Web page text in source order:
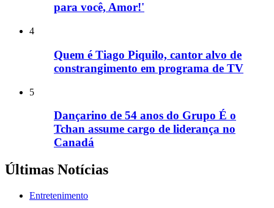
para você, Amor!'
4
Quem é Tiago Piquilo, cantor alvo de
constrangimento em programa de TV
5
Dançarino de 54 anos do Grupo É o
Tchan assume cargo de liderança no
Canadá
Últimas Notícias
Entretenimento